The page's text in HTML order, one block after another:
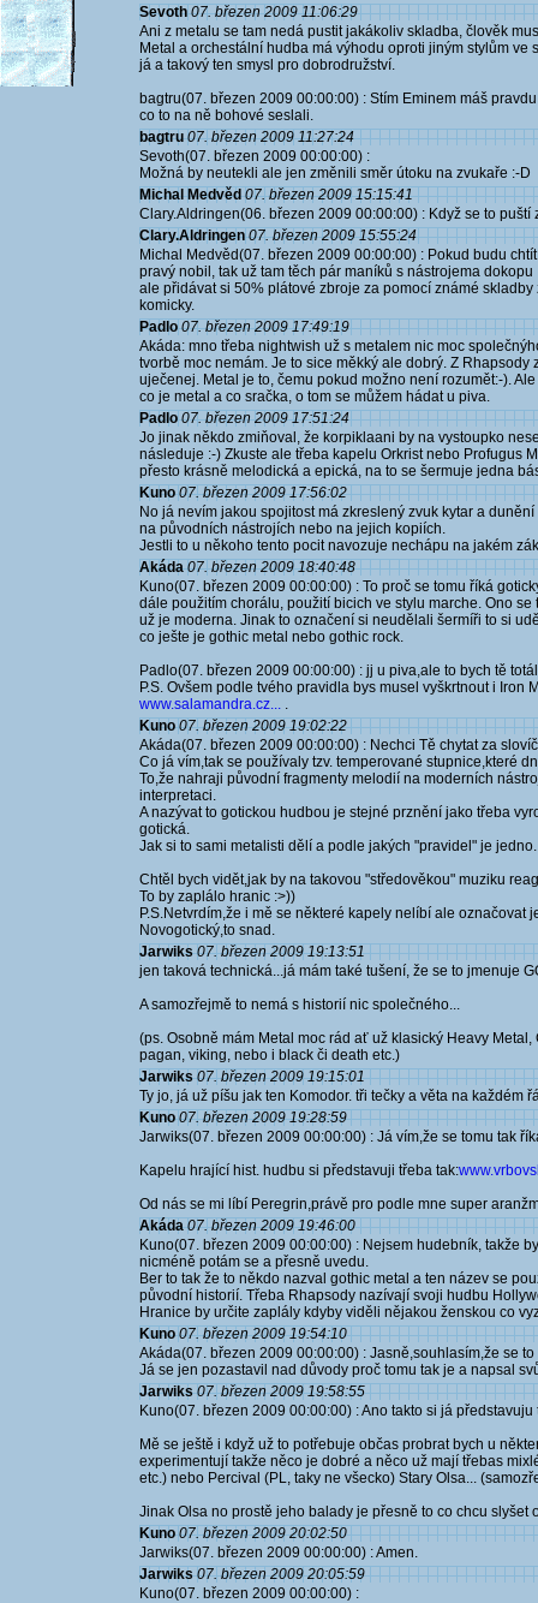
Sevoth 07. březen 2009 11:06:29
Ani z metalu se tam nedá pustit jakákoliv skladba, člověk
Metal a orchestální hudba má výhodu oproti jiným stylům
já a takový ten smysl pro dobrodružství.
bagtru(07. březen 2009 00:00:00) : Stím Eminem máš
co to na ně bohové seslali.
bagtru 07. březen 2009 11:27:24
Sevoth(07. březen 2009 00:00:00) :
Možná by neutekli ale jen změnili směr útoku na zvukaře :-D
Michal Medvěd 07. březen 2009 15:15:41
Clary.Aldringen(06. březen 2009 00:00:00) : Když se to
Clary.Aldringen 07. březen 2009 15:55:24
Michal Medvěd(07. březen 2009 00:00:00) : Pokud budu
pravý nobil, tak už tam těch pár maníků s nástrojema
ale přidávat si 50% plátové zbroje za pomocí známé
komicky.
Padlo 07. březen 2009 17:49:19
Akáda: mno třeba nightwish už s metalem nic moc
tvorbě moc nemám. Je to sice měkký ale dobrý. Z
uječenej. Metal je to, čemu pokud možno není rozumět:-).
co je metal a co sračka, o tom se můžem hádat u piva.
Padlo 07. březen 2009 17:51:24
Jo jinak někdo zmiňoval, že korpiklaani by na vystoupko
následuje :-) Zkuste ale třeba kapelu Orkrist nebo Profugus
přesto krásně melodická a epická, na to se šermuje jedna
Kuno 07. březen 2009 17:56:02
No já nevím jakou spojitost má zkreslený zvuk kytar a
na původních nástrojích nebo na jejich kopiích.
Jestli to u někoho tento pocit navozuje nechápu na jakém
Akáda 07. březen 2009 18:40:48
Kuno(07. březen 2009 00:00:00) : To proč se tomu říká
dále použitím chorálu, použití bicich ve stylu marche. Ono
už je moderna. Jinak to označení si neudělali šermíři to si
co ješte je gothic metal nebo gothic rock.
Padlo(07. březen 2009 00:00:00) : jj u piva,ale to bych tě
P.S. Ovšem podle tvého pravidla bys musel vyškrtnout i Iron
www.salamandra.cz... .
Kuno 07. březen 2009 19:02:22
Akáda(07. březen 2009 00:00:00) : Nechci Tě chytat za
Co já vím,tak se používaly tzv. temperované stupnice,které
To,že nahraji původní fragmenty melodií na moderních
interpretaci.
A nazývat to gotickou hudbou je stejné prznění jako třeba
gotická.
Jak si to sami metalisti dělí a podle jakých "pravidel" je jedno.
Chtěl bych vidět,jak by na takovou "středověkou" muziku
To by zaplálo hranic :>))
P.S.Netvrdím,že i mě se některé kapely nelíbí ale
Novogotický,to snad.
Jarwiks 07. březen 2009 19:13:51
jen taková technická...já mám také tušení, že se to jmenuje
A samozřejmě to nemá s historií nic společného...
(ps. Osobně mám Metal moc rád ať už klasický Heavy
pagan, viking, nebo i black či death etc.)
Jarwiks 07. březen 2009 19:15:01
Ty jo, já už píšu jak ten Komodor. tři tečky a věta na každém
Kuno 07. březen 2009 19:28:59
Jarwiks(07. březen 2009 00:00:00) : Já vím,že se tomu tak
Kapelu hrající hist. hudbu si představuji třeba tak:
Od nás se mi líbí Peregrin,právě pro podle mne super
Akáda 07. březen 2009 19:46:00
Kuno(07. březen 2009 00:00:00) : Nejsem hudebník, takže
nicméně potám se a přesně uvedu.
Ber to tak že to někdo nazval gothic metal a ten název se
původní historií. Třeba Rhapsody nazívají svoji hudbu
Hranice by určite zaplály kdyby viděli nějakou ženskou co
Kuno 07. březen 2009 19:54:10
Akáda(07. březen 2009 00:00:00) : Jasně,souhlasím,že se to
Já se jen pozastavil nad důvody proč tomu tak je a napsal
Jarwiks 07. březen 2009 19:58:55
Kuno(07. březen 2009 00:00:00) : Ano takto si já představuju
Mě se ještě i když už to potřebuje občas probrat bych u
experimentují takže něco je dobré a něco už mají třebas
etc.) nebo Percival (PL, taky ne všecko) Stary Olsa...
Jinak Olsa no prostě jeho balady je přesně to co chcu slyšet
Kuno 07. březen 2009 20:02:50
Jarwiks(07. březen 2009 00:00:00) : Amen.
Jarwiks 07. březen 2009 20:05:59
Kuno(07. březen 2009 00:00:00) :